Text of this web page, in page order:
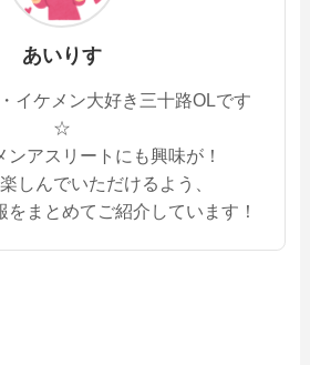
あいりす
イケメン大好き三十路OLです
☆
ンアスリートにも興味が！
しんでいただけるよう、
まとめてご紹介しています！